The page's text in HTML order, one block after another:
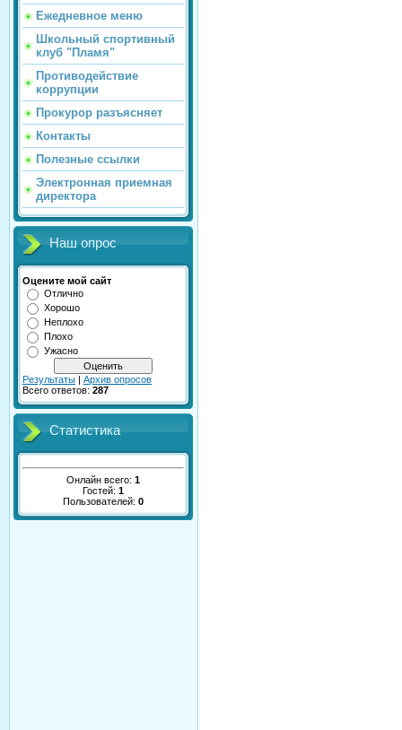
Ежедневное меню
Школьный спортивный
клуб "Пламя"
Противодействие
коррупции
Прокурор разъясняет
Контакты
Полезные ссылки
Электронная приемная
директора
Наш опрос
Оцените мой сайт
Отлично
Хорошо
Неплохо
Плохо
Ужасно
Результаты | Архив опросов
Всего ответов: 287
Статистика
Онлайн всего: 1
Гостей: 1
Пользователей: 0